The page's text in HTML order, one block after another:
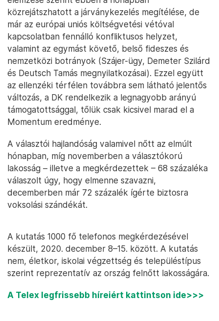
közrejátszhatott a járványkezelés megítélése, de
már az európai uniós költségvetési vétóval
kapcsolatban fennálló konfliktusos helyzet,
valamint az egymást követő, belső fideszes és
nemzetközi botrányok (Szájer-ügy, Demeter Szilárd
és Deutsch Tamás megnyilatkozásai). Ezzel együtt
az ellenzéki térfélen továbbra sem látható jelentős
változás, a DK rendelkezik a legnagyobb arányú
támogatottsággal, tőlük csak kicsivel marad el a
Momentum eredménye.
A választói hajlandóság valamivel nőtt az elmúlt
hónapban, míg novemberben a választókorú
lakosság – illetve a megkérdezettek – 68 százaléka
válaszolt úgy, hogy elmenne szavazni,
decemberben már 72 százalék ígérte biztosra
voksolási szándékát.
A kutatás 1000 fő telefonos megkérdezésével
készült, 2020. december 8–15. között. A kutatás
nem, életkor, iskolai végzettség és településtípus
szerint reprezentatív az ország felnőtt lakosságára.
A Telex legfrissebb híreiért kattintson ide>>>